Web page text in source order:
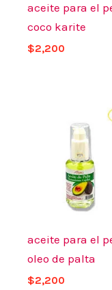
aceite para el
coco karite
$2,200
aceite para el
oleo de palta
$2,200